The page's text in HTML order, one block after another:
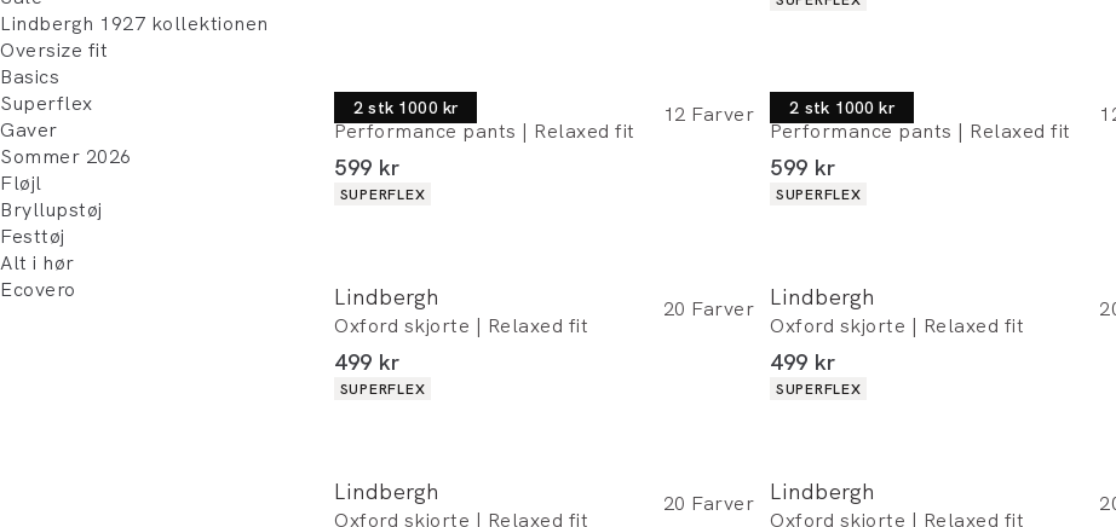
Lindbergh 1927 kollektionen
Oversize fit
Basics
Superflex
Gaver
Sommer 2026
Fløjl
Bryllupstøj
Festtøj
Alt i hør
Ecovero
2 stk 1000 kr
Lindbergh
Performance pants | Relaxed fit
12 Farver
I alt (inkl. rabat)
599 kr
Produkt egenskaber
SUPERFLEX
2 stk 1000 kr
Lindbergh
Performance pants | Relaxed fit
I alt (inkl. rabat)
599 kr
Produkt egenskaber
SUPERFLEX
Lindbergh
Oxford skjorte | Relaxed fit
20 Farver
I alt (inkl. rabat)
499 kr
Produkt egenskaber
SUPERFLEX
Lindbergh
Oxford skjorte | Relaxed fit
I alt (inkl. rabat)
499 kr
Produkt egenskaber
SUPERFLEX
Lindbergh
Oxford skjorte | Relaxed fit
20 Farver Lindbergh
Oxford skjorte | Relaxed fit